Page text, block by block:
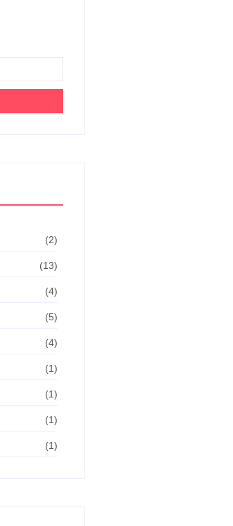
(2)
(13)
(4)
(5)
(4)
(1)
(1)
(1)
(1)